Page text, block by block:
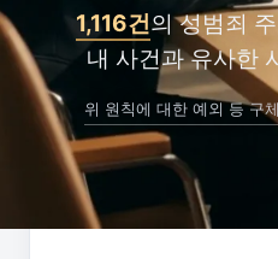
1,116건의 성범죄
내 사건과 유사한
위 원칙에 대한 예외 등 구
있습니다. 항소심은 두 번째 판
이 사건 종결사례 카드 보기 →
2026. 05
피보호자간음 · 2심